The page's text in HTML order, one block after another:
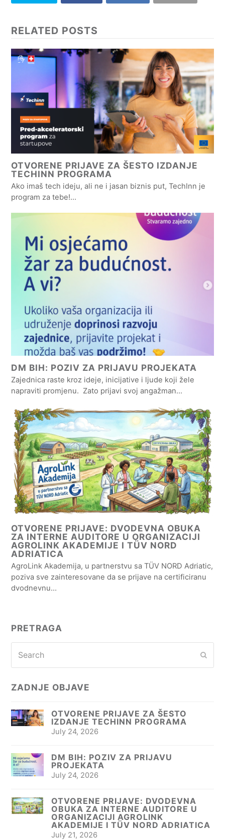
RELATED POSTS
OTVORENE PRIJAVE ZA ŠESTO IZDANJE
TECHINN PROGRAMA
Ako imaš tech ideju, ali ne i jasan biznis put, TechInn je
program za tebe!…
DM BIH: POZIV ZA PRIJAVU PROJEKATA
Zajednica raste kroz ideje, inicijative i ljude koji žele
napraviti promjenu. Zato prijavi svoj angažman…
OTVORENE PRIJAVE: DVODEVNA OBUKA
ZA INTERNE AUDITORE U ORGANIZACIJI
AGROLINK AKADEMIJE I TÜV NORD
ADRIATICA
AgroLink Akademija, u partnerstvu sa TÜV NORD Adriatic,
poziva sve zainteresovane da se prijave na certificiranu
dvodnevnu…
PRETRAGA
ZADNJE OBJAVE
OTVORENE PRIJAVE ZA ŠESTO
IZDANJE TECHINN PROGRAMA
July 24, 2026
DM BIH: POZIV ZA PRIJAVU
PROJEKATA
July 24, 2026
OTVORENE PRIJAVE: DVODEVNA
OBUKA ZA INTERNE AUDITORE U
ORGANIZACIJI AGROLINK
AKADEMIJE I TÜV NORD ADRIATICA
July 21, 2026